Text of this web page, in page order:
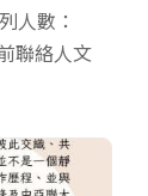
人數：
聯絡人文